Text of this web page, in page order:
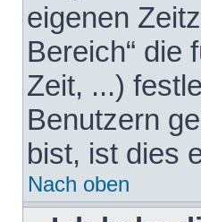
eigenen
Bereich“ die
Zeit, ...)
Benutzern
bist, ist dies
Nach oben